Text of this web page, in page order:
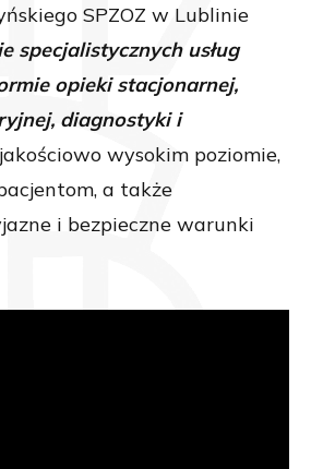
SPZOZ w Lublinie
specjalistycznych usług
opieki stacjonarnej,
diagnostyki i
wysokim poziomie,
a także
i bezpieczne warunki